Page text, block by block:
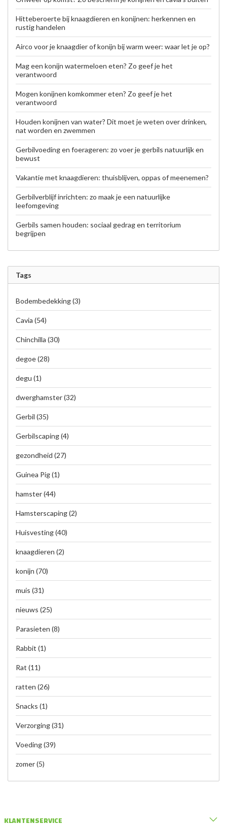
Hitteberoerte bij knaagdieren en konijnen: herkennen en
rustig handelen
Airco voor je knaagdier of konijn bij warm weer: waar let je op?
Mag een konijn watermeloen eten? Zo geef je het
verantwoord
Mogen konijnen komkommer eten? Zo geef je het
verantwoord
Houden konijnen van water? Dit moet je weten over drinken,
nat worden en zwemmen
Gerbilvoeding en foerageren: zo voer je gerbils natuurlijk en
bewust
Vakantie met knaagdieren: thuisblijven, oppas of meenemen?
Gerbilverblijf inrichten: zo maak je een natuurlijke
leefomgeving
Gerbils samen houden: sociaal gedrag en territorium
begrijpen
Tags
Bodembedekking(3)
Cavia (54)
Chinchilla (30)
degoe(28)
degu (1)
dwerghamster(32)
Gerbil (35)
Gerbilscaping(4)
gezondheid (27)
Guinea Pig(1)
hamster(44)
Hamsterscaping(2)
Huisvesting(40)
knaagdieren (2)
konijn (70)
muis (31)
nieuws (25)
Parasieten (8)
Rabbit (1)
Rat (11)
ratten (26)
Snacks (1)
Verzorging(31)
Voeding(39)
zomer(5)
KLANTENSERVICE